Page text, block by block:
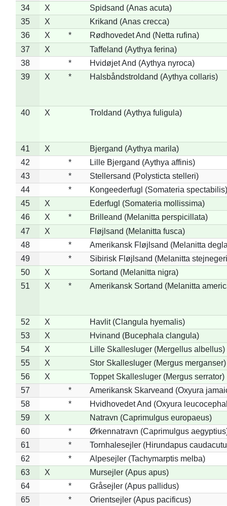
34
X
Spidsand (Anas acuta)
35
X
Krikand (Anas crecca)
36
X *
Rødhovedet And (Netta rufina)
37
X
Taffeland (Aythya ferina)
38
*
Hvidøjet And (Aythya nyroca)
39
X * Halsbåndstroldand (Aythya collaris)
40 X Troldand (Aythya fuligula)
41 X
Bjergand (Aythya marila)
42
*
Lille Bjergand (Aythya affinis)
43
*
Stellersand (Polysticta stelleri)
44
*
Kongeederfugl (Somateria spectabilis)
45
X
Ederfugl (Somateria mollissima)
46
X *
Brilleand (Melanitta perspicillata)
47
X
Fløjlsand (Melanitta fusca)
48
*
Amerikansk Fløjlsand (Melanitta
49
*
Sibirisk Fløjlsand (Melanitta
50
X
Sortand (Melanitta nigra)
51
X * Amerikansk Sortand (Melanitta
52 X
Havlit (Clangula hyemalis)
53
X
Hvinand (Bucephala clangula)
54
X
Lille Skallesluger (Mergellus albellus)
55
X
Stor Skallesluger (Mergus merganser)
56
X
Toppet Skallesluger (Mergus serrator)
57
*
Amerikansk Skarveand (Oxyura
58
*
Hvidhovedet And (Oxyura
59
X
Natravn (Caprimulgus europaeus)
60
*
Ørkennatravn (Caprimulgus
61
*
Tornhalesejler (Hirundapus
62
*
Alpesejler (Tachymarptis melba)
63
X
Mursejler (Apus apus)
64
*
Gråsejler (Apus pallidus)
65
*
Orientsejler (Apus pacificus)